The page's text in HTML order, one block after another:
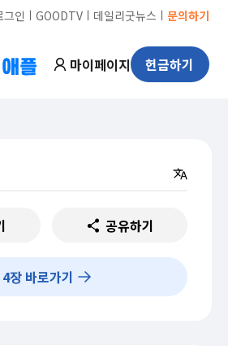
그인 ㅣ GOODTVㅣ 데일리굿뉴스 ㅣ 문의하기
마이페이지 헌금하기
공유하기
4장 바로가기